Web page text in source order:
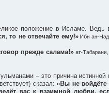
положение в Исламе. Ведь
то не отвечайте ему!»Ибн ан-
прежде салама!» ат-
– это причина истинной
сказал:«Вы не войдёте
вас к взаимной любви,